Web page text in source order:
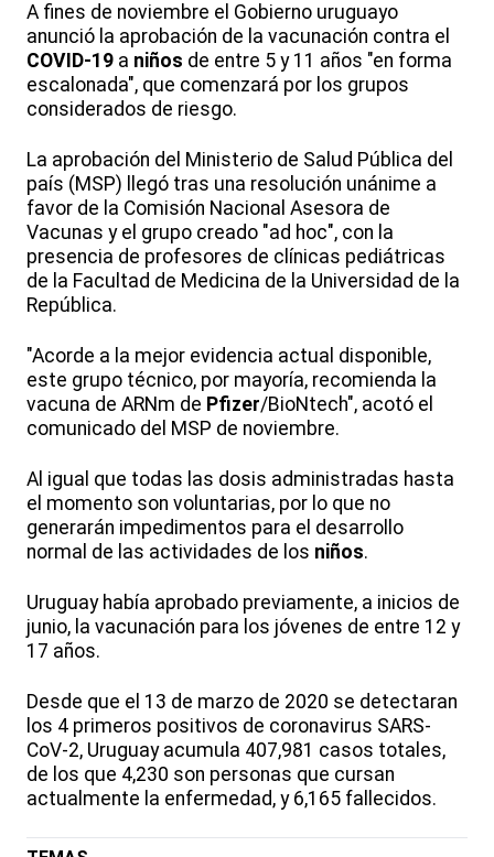
A fines de noviembre el Gobierno uruguayo
anunció la aprobación de la vacunación contra el
COVID-19 a niños de entre 5 y 11 años "en forma
escalonada", que comenzará por los grupos
considerados de riesgo.
La aprobación del Ministerio de Salud Pública del
país (MSP) llegó tras una resolución unánime a
favor de la Comisión Nacional Asesora de
Vacunas y el grupo creado "ad hoc", con la
presencia de profesores de clínicas pediátricas
de la Facultad de Medicina de la Universidad de la
República.
"Acorde a la mejor evidencia actual disponible,
este grupo técnico, por mayoría, recomienda la
vacuna de ARNm de Pfizer/BioNtech", acotó el
comunicado del MSP de noviembre.
Al igual que todas las dosis administradas hasta
el momento son voluntarias, por lo que no
generarán impedimentos para el desarrollo
normal de las actividades de los niños.
Uruguay había aprobado previamente, a inicios de
junio, la vacunación para los jóvenes de entre 12 y
17 años.
Desde que el 13 de marzo de 2020 se detectaran
los 4 primeros positivos de coronavirus SARS-
CoV-2, Uruguay acumula 407,981 casos totales,
de los que 4,230 son personas que cursan
actualmente la enfermedad, y 6,165 fallecidos.